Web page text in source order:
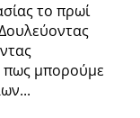
το πρωί
πως μπορούμε